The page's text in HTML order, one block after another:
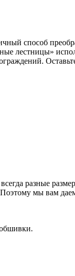
способ
лестницы»
разные
мы вам